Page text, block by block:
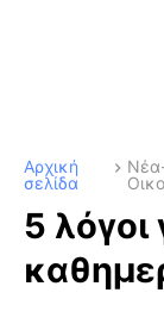
Αρχική
σελίδα
5 λόγοι